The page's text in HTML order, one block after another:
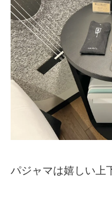
パジャマは嬉しい上